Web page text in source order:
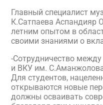
Главный специалист
К.Сатпаева Аспандияр
летним опытом в
своими знаниями о
-Сотрудничество
и ВКУ им.
Для студентов,
открываются новые
должны осваивать